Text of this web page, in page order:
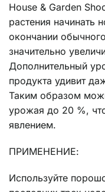
House & Garden
растения начинать
окончании
значительно
Дополнительный
продукта удивит
Таким образом
урожая до 20 %,
явлением.
ПРИМЕНЕНИЕ:
Используйте